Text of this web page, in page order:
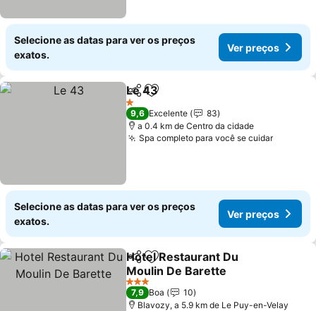
Selecione as datas para ver os preços
exatos.
Ver preços
PartilharAdicionar aos favoritos
Le 43
1 Estrelas
9,6 Excelente
83
a 0.4 km de Centro da cidade
Spa completo para você se cuidar
Selecione as datas para ver os preços
exatos.
Ver preços
PartilharAdicionar aos favoritos
Hotel Restaurant Du
Moulin De Barette
3 Estrelas
7,9 Boa
10
Blavozy, a 5.9 km de Le Puy-en-Velay